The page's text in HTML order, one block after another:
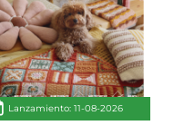
Lanzamiento: 11-08-2026